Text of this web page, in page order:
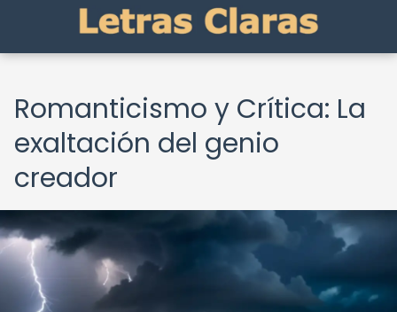
Romanticismo y Crítica: La
exaltación del genio
creador